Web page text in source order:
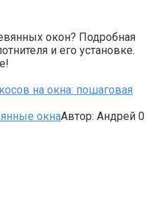
окон? Подробная
и его установке.
на окна: пошаговая
окнаАвтор: Андрей 0